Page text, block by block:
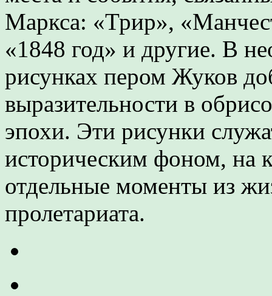
Маркса: «Трир»,
«1848 год» и другие. В
рисунках пером Жуков
выразительности в
эпохи. Эти рисунки
историческим фоном, на
отдельные моменты из
пролетариата.